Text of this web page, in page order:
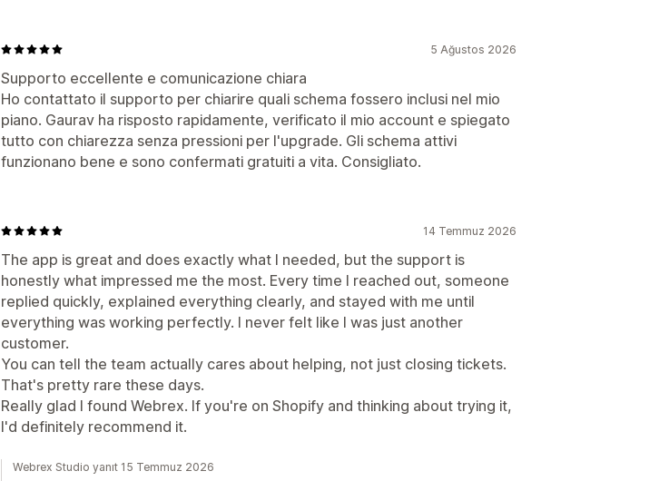
5 Ağustos 2026
Supporto eccellente e comunicazione chiara
Ho contattato il supporto per chiarire quali schema fossero inclusi nel mio
piano. Gaurav ha risposto rapidamente, verificato il mio account e spiegato
tutto con chiarezza senza pressioni per l'upgrade. Gli schema attivi
funzionano bene e sono confermati gratuiti a vita. Consigliato.
14 Temmuz 2026
The app is great and does exactly what I needed, but the support is
honestly what impressed me the most. Every time I reached out, someone
replied quickly, explained everything clearly, and stayed with me until
everything was working perfectly. I never felt like I was just another
customer.
You can tell the team actually cares about helping, not just closing tickets.
That's pretty rare these days.
Really glad I found Webrex. If you're on Shopify and thinking about trying it,
I'd definitely recommend it.
Webrex Studio yanıt 15 Temmuz 2026